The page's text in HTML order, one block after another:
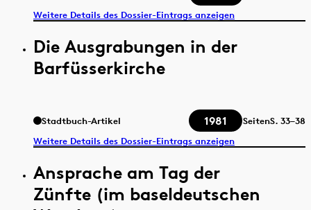
Weitere Details des Dossier-Eintrags anzeigen
Die Ausgrabungen in der
Barfüsserkirche
Stadtbuch-Artikel 1981 SeitenS. 33–38
Weitere Details des Dossier-Eintrags anzeigen
Ansprache am Tag der
Zünfte (im baseldeutschen